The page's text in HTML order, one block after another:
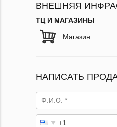
ВНЕШНЯЯ
ТЦ И МАГАЗИНЫ
Магазин
НАПИСАТЬ